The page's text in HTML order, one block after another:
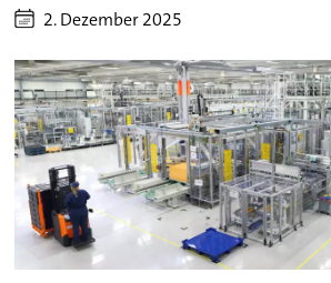
2. Dezember 2025